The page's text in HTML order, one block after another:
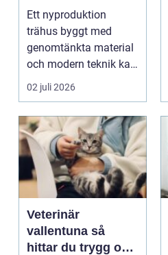
Ett nyproduktion
trähus byggt med
genomtänkta material
och modern teknik kan
vara bå...
02 juli 2026
Veterinär
vallentuna så
hittar du trygg och